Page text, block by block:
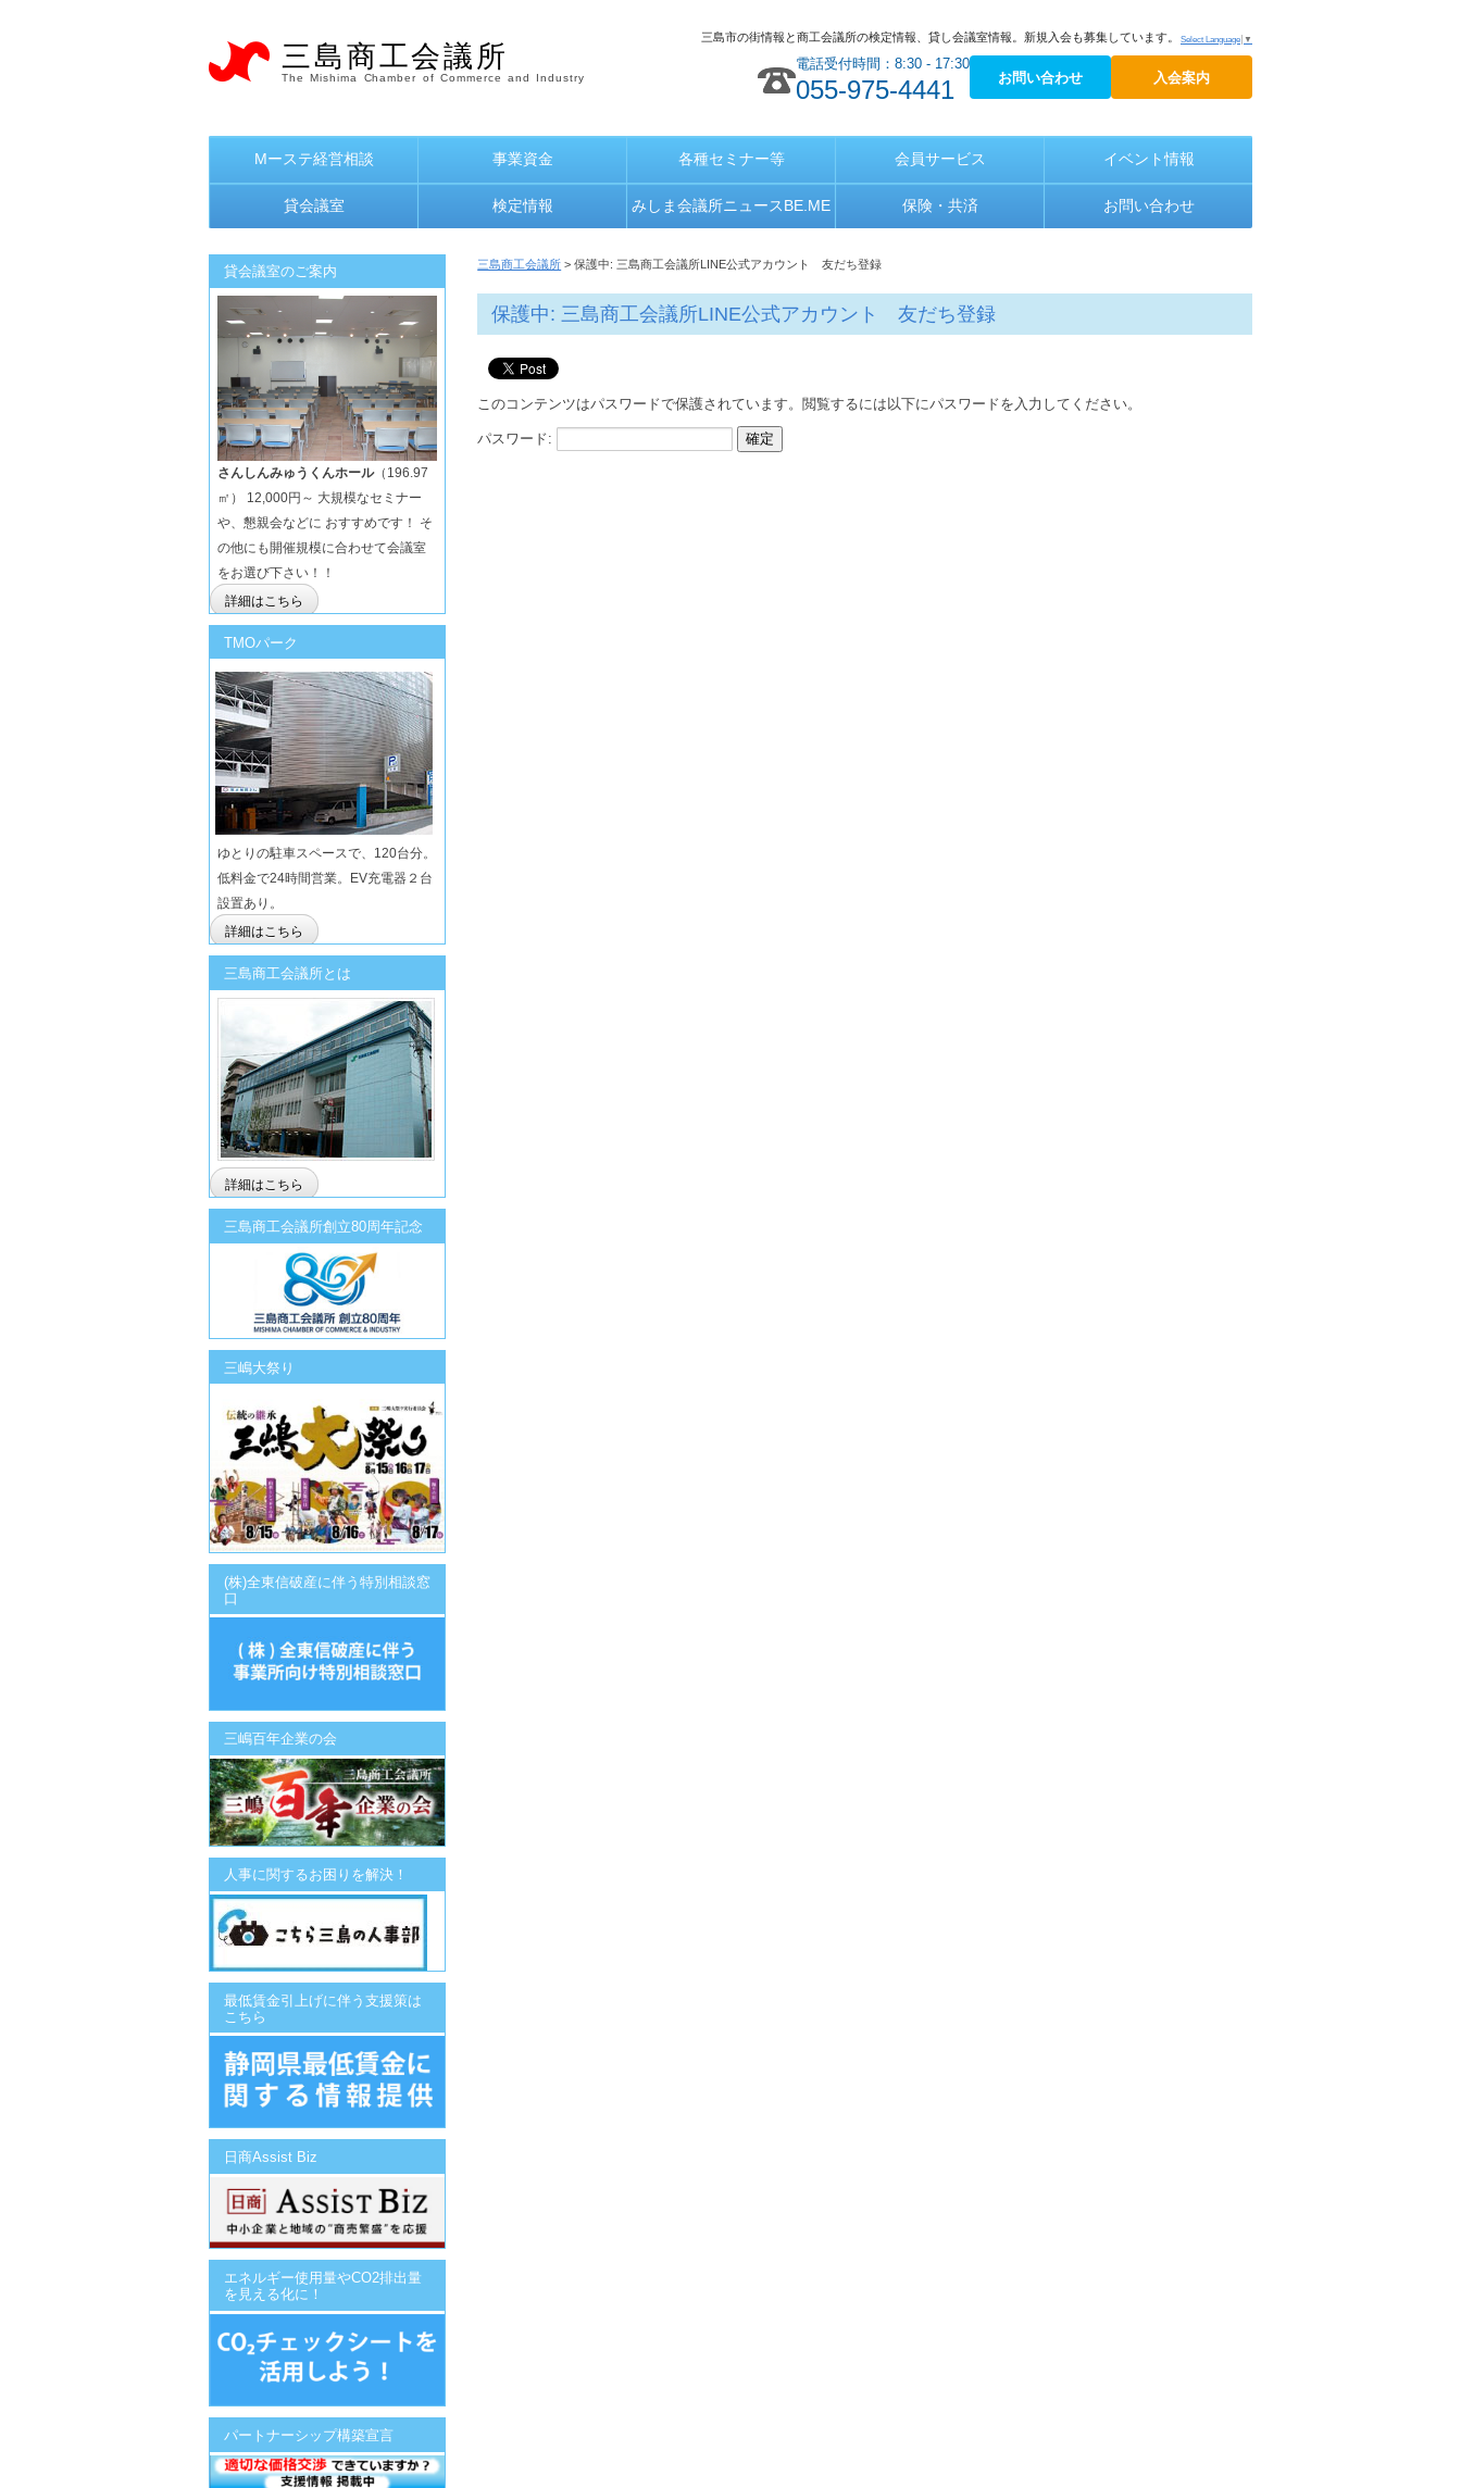
三島商工会議所
The Mishima Chamber of Commerce and Industry
Select Language ▼
三島市の街情報と商工会議所の検定情報、貸し会議室情報。新規入会も募集しています。
電話受付時間：8:30 - 17:30
055-975-4441 お問い合わせ 入会案内
Mーステ経営相談 事業資金 各種セミナー等 会員サービス イベント情報
貸会議室 検定情報 みしま会議所ニュースBE.ME 保険・共済 お問い合わせ
三島商工会議所 > 保護中: 三島商工会議所LINE公式アカウント 友だち登録
保護中: 三島商工会議所LINE公式アカウント 友だち登録
このコンテンツはパスワードで保護されています。閲覧するには以下にパスワードを入力してください。
パスワード:
貸会議室のご案内
さんしんみゅうくんホール（196.97
㎡） 12,000円～ 大規模なセミナー
や、懇親会などに おすすめです！ そ
の他にも開催規模に合わせて会議室
をお選び下さい！！
詳細はこちら
TMOパーク
ゆとりの駐車スペースで、120台分。
低料金で24時間営業。EV充電器２台
設置あり。
詳細はこちら
三島商工会議所とは
詳細はこちら
三島商工会議所創立80周年記念
三嶋大祭り
(株)全東信破産に伴う特別相談窓
口
三嶋百年企業の会
人事に関するお困りを解決！
最低賃金引上げに伴う支援策は
こちら
日商Assist Biz
エネルギー使用量やCO2排出量
を見える化に！
パートナーシップ構築宣言